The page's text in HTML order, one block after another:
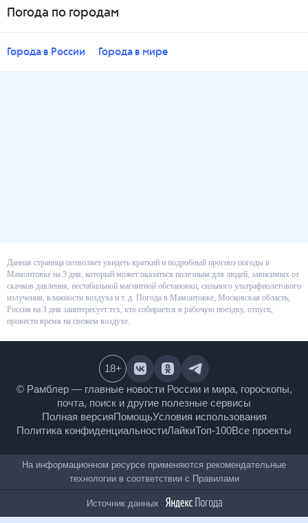
Погода по городам
Города в России Города в мире
Данная страница позволяет увидеть краткий и подробный прогноз
погоды в Мамонтовке на 3 дня, который может оказаться полезным для
людей, зависимых от скачков давления, нестабильной магнитной
обстановки, сильного ультрафиолетового излучения, влажности воздуха
и т. д. Погода в Мамонтовке, Московская область, Россия на 3 дня
заинтересует тех, кто собирается в рабочую поездку, отпуск, провести
© Рамблер — главные новости России и мира,
гороскопы, почта, поиск и другие полезные сервисы
Полная версияПомощьУсловия использования
Все проекты
18+
На информационном ресурсе применяются
рекомендательные технологии в соответствии с